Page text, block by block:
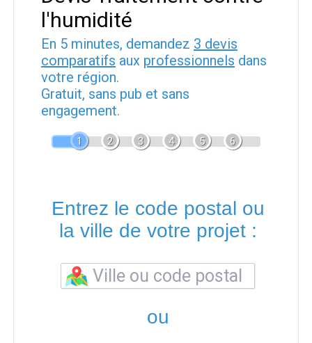
l'humidité
En 5 minutes, demandez 3 devis
comparatifs aux professionnels dans
votre région.
Gratuit, sans pub et sans
engagement.
1 2 3 4 5 6
Entrez le code postal ou
la ville de votre projet :
ou